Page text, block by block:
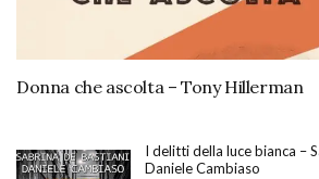
Donna che ascolta – Tony Hillerman
I delitti della luce bianca –
Daniele Cambiaso